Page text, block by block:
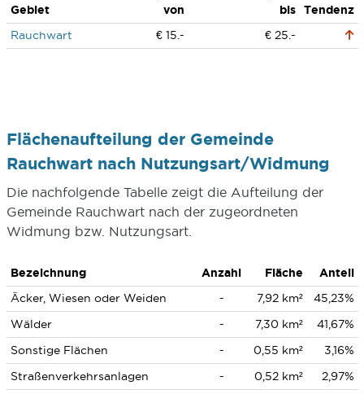
Gebiet
von
bis
Tendenz
Rauchwart
€ 15.- € 25.-
Flächenaufteilung der Gemeinde
Rauchwart nach Nutzungsart/Widmung
Die nachfolgende Tabelle zeigt die Aufteilung der
Gemeinde Rauchwart nach der zugeordneten
Widmung bzw. Nutzungsart.
Bezeichnung Anzahl Fläche
Anteil
Äcker, Wiesen oder Weiden
- 7,92 km²
45,23%
Wälder
- 7,30 km²
41,67%
Sonstige Flächen
- 0,55 km²
3,16%
Straßenverkehrsanlagen
- 0,52 km² 2,97%